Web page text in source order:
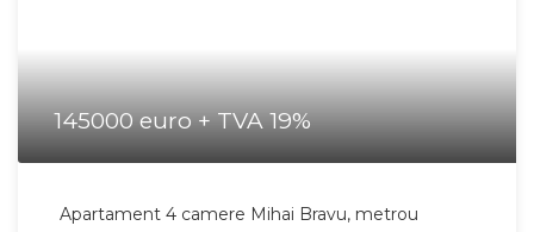
145000 euro + TVA 19%
Apartament 4 camere Mihai Bravu, metrou